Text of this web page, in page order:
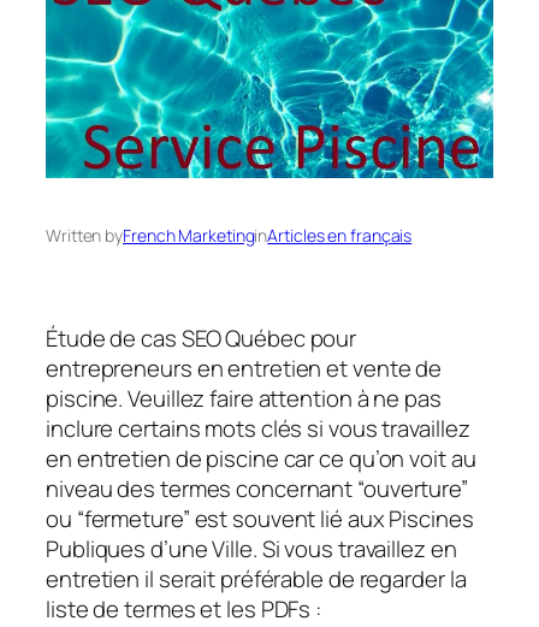
Written byFrench MarketinginArticles en français
Étude de cas SEO Québec pour
entrepreneurs en entretien et vente de
piscine. Veuillez faire attention à ne pas
inclure certains mots clés si vous travaillez
en entretien de piscine car ce qu’on voit au
niveau des termes concernant “ouverture”
ou “fermeture” est souvent lié aux Piscines
Publiques d’une Ville. Si vous travaillez en
entretien il serait préférable de regarder la
liste de termes et les PDFs :